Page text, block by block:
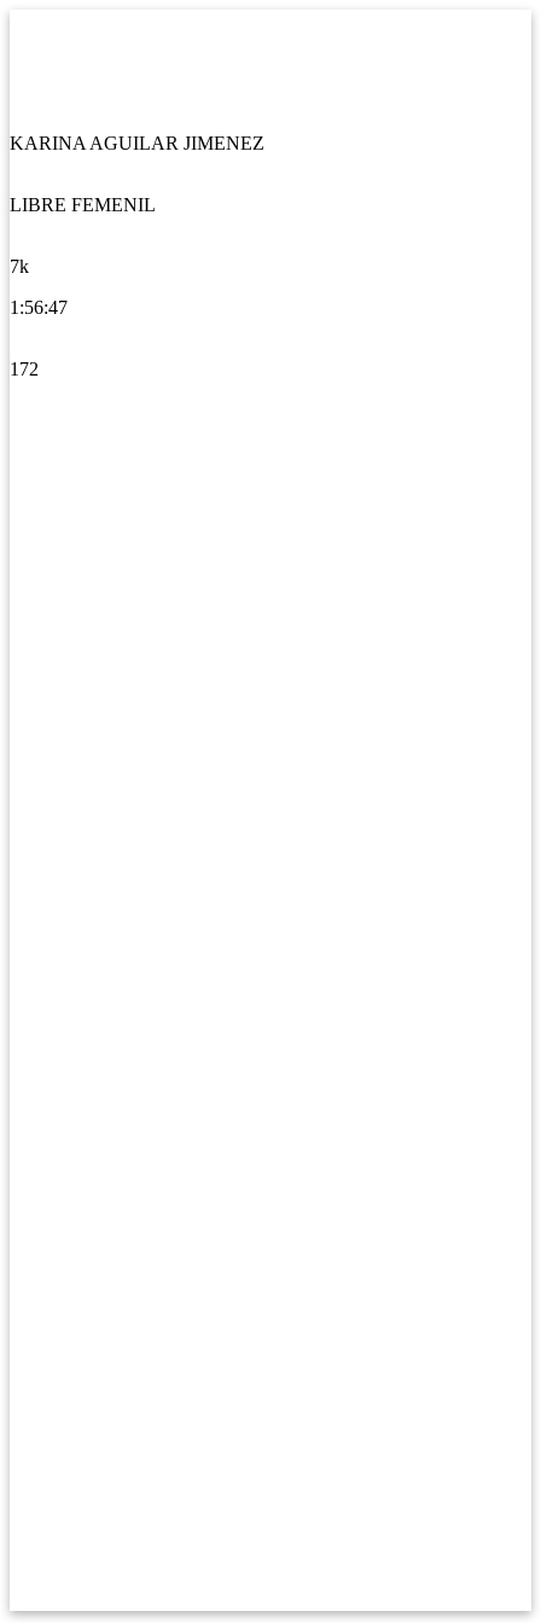
KARINA AGUILAR JIMENEZ
LIBRE FEMENIL
7k
1:56:47
172